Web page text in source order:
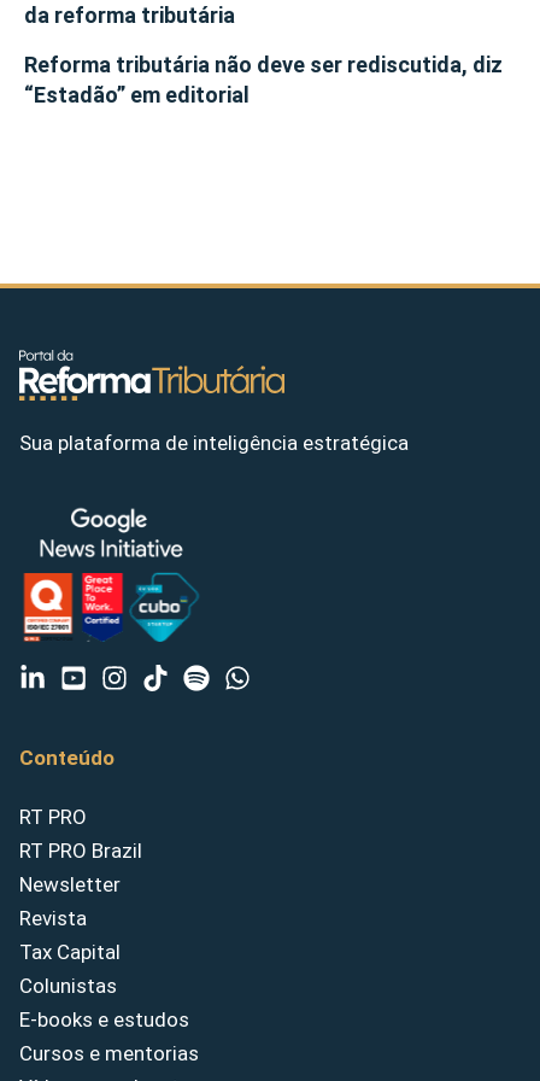
da reforma tributária
Reforma tributária não deve ser rediscutida, diz
“Estadão” em editorial
Sua plataforma de inteligência estratégica
Conteúdo
RT PRO
RT PRO Brazil
Newsletter
Revista
Tax Capital
Colunistas
E-books e estudos
Cursos e mentorias